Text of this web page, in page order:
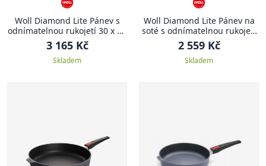
Woll Diamond Lite Pánev s
odnímatelnou rukojetí 30 x 26
cm
3 165 Kč
Skladem
Woll Diamond Lite Pánev na
soté s odnímatelnou rukojetí
24 x 7 cm 2,5 l
2 559 Kč
Skladem